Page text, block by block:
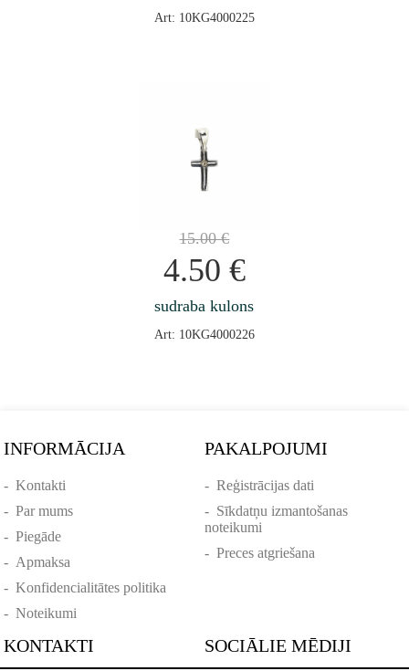
Art: 10KG4000225
15.00€
4.50 €
sudraba kulons
Art: 10KG4000226
INFORMĀCIJA
-Kontakti
-Par mums
-Piegāde
- Apmaksa
-Konfidencialitātes politika
-Noteikumi
PAKALPOJUMI
- Reģistrācijas dati
- Sīkdatņu izmantošanas
noteikumi
- Preces atgriešana
KONTAKTI SOCIĀLIE MĒDIJI